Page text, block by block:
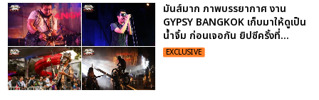
มันส์มาก ภาพบรรยากาศ งาน
GYPSY BANGKOK เก็บมาให้ดูเป็น
น้ำจิ้ม ก่อนเจอกัน ยิปซีครั้งที่...
EXCLUSIVE